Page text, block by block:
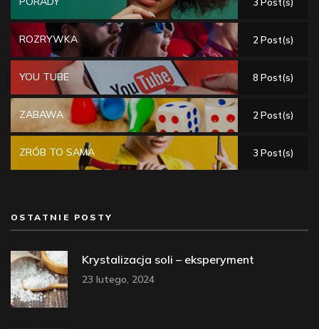
ROZRYWKA 2 Post(s)
YOU TUBE 8 Post(s)
ZABAWA 2 Post(s)
ZRÓB TO SAMA 3 Post(s)
OSTATNIE POSTY
Krystalizacja soli – eksperyment
23 lutego, 2024